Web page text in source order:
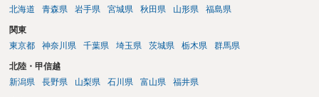
北海道
青森県 岩手県 宮城県 秋田県 山形県 福島県
関東
東京都
神奈川県 千葉県 埼玉県 茨城県 栃木県 群馬県
北陸・甲信越
新潟県
長野県 山梨県 石川県 富山県 福井県